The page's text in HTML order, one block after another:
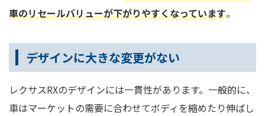
車のリセールバリューが下がりやすくなっています。
デザインに大きな変更がない
レクサスRXのデザインには一貫性があります。一般的に、
車はマーケットの需要に合わせてボディを縮めたり伸ばし